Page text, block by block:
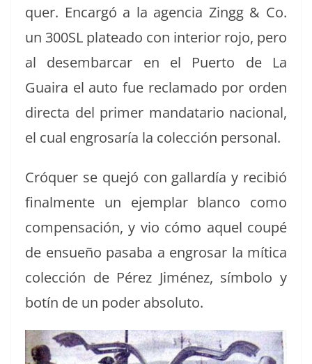
quer. Encar­gó a la agen­cia Zingg & Co.
un 300SL platea­do con inte­ri­or rojo, pero
al desem­bar­car en el Puer­to de La
Guaira el auto fue recla­ma­do por orden
direc­ta del primer man­datario nacional,
el cual engrosaría la colec­ción personal.
Cró­quer se que­jó con gal­lardía y recibió
final­mente un ejem­plar blan­co como
com­pen­sación, y vio cómo aquel coupé
de ensueño pasa­ba a engrosar la míti­ca
colec­ción de Pérez Jiménez, sím­bo­lo y
botín de un poder absoluto.